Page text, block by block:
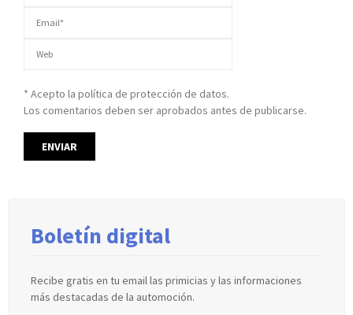
* Acepto la política de protección de datos.
Los comentarios deben ser aprobados antes de publicarse.
Boletín digital
Recibe gratis en tu email las primicias y las informaciones
más destacadas de la automoción.